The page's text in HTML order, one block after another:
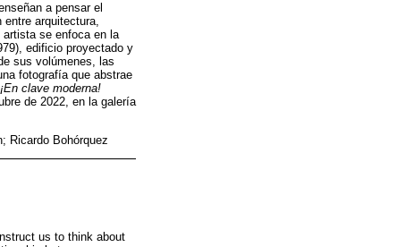
a pensar el
arquitectura,
se enfoca en la
edificio proyectado y
sus volúmenes, las
fotografía que abstrae
¡En clave moderna!
de 2022, en la galería
Ricardo Bohórquez
us to think about